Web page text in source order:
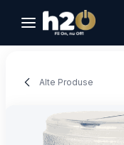
Alte Produse